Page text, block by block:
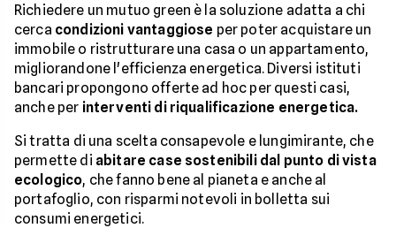
Richiedere un mutuo green è la soluzione adatta a chi
cerca condizioni vantaggiose per poter acquistare un
immobile o ristrutturare una casa o un appartamento,
migliorandone l'efficienza energetica. Diversi istituti
bancari propongono offerte ad hoc per questi casi,
anche per interventi di riqualificazione energetica.
Si tratta di una scelta consapevole e lungimirante, che
permette di abitare case sostenibili dal punto di vista
ecologico, che fanno bene al pianeta e anche al
portafoglio, con risparmi notevoli in bolletta sui
consumi energetici.